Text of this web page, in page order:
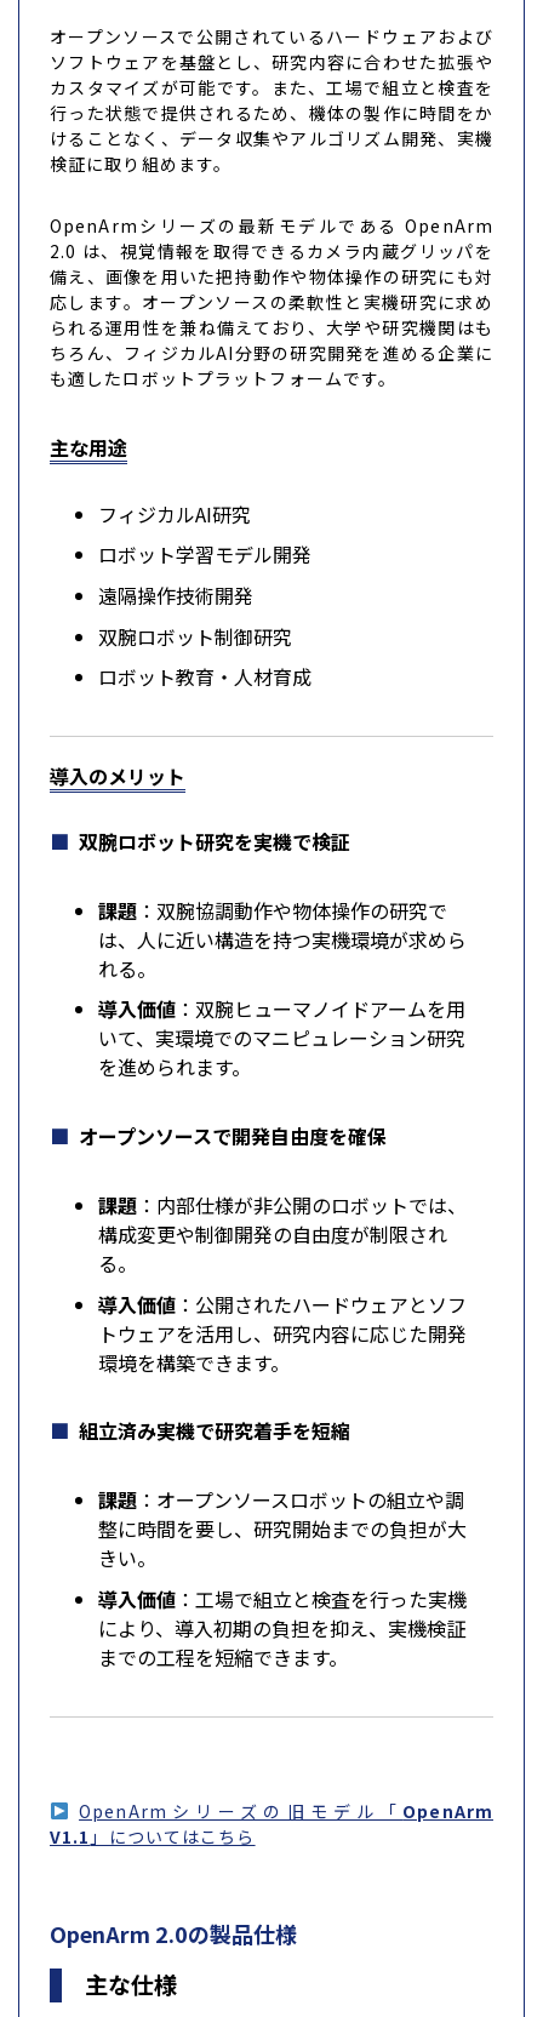
オープンソースで公開されているハードウェアおよび
ソフトウェアを基盤とし、研究内容に合わせた拡張や
カスタマイズが可能です。また、工場で組立と検査を
行った状態で提供されるため、機体の製作に時間をか
けることなく、データ収集やアルゴリズム開発、実機
検証に取り組めます。
OpenArmシリーズの最新モデルである OpenArm
2.0 は、視覚情報を取得できるカメラ内蔵グリッパを
備え、画像を用いた把持動作や物体操作の研究にも対
応します。オープンソースの柔軟性と実機研究に求め
られる運用性を兼ね備えており、大学や研究機関はも
ちろん、フィジカルAI分野の研究開発を進める企業に
も適したロボットプラットフォームです。
主な用途
フィジカルAI研究
ロボット学習モデル開発
遠隔操作技術開発
双腕ロボット制御研究
ロボット教育・人材育成
導入のメリット
双腕ロボット研究を実機で検証
課題 ：双腕協調動作や物体操作の研究で
は、人に近い構造を持つ実機環境が求めら
れる。
導入価値 ：双腕ヒューマノイドアームを用
いて、実環境でのマニピュレーション研究
を進められます。
オープンソースで開発自由度を確保
課題 ：内部仕様が非公開のロボットでは、
構成変更や制御開発の自由度が制限され
る。
導入価値 ：公開されたハードウェアとソフ
トウェアを活用し、研究内容に応じた開発
環境を構築できます。
組立済み実機で研究着手を短縮
課題 ：オープンソースロボットの組立や調
整に時間を要し、研究開始までの負担が大
きい。
導入価値 ：工場で組立と検査を行った実機
により、導入初期の負担を抑え、実機検証
までの工程を短縮できます。
OpenArmシリーズの旧モデル「 OpenArm
V1.1 」についてはこちら
OpenArm 2.0の製品仕様
主な仕様